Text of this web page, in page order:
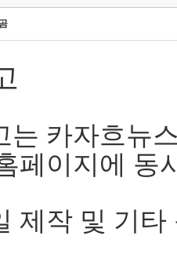
는 카자흐뉴
페이지에 동
제작 및 기타